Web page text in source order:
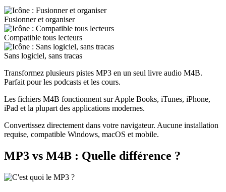
Fusionner et organiser
Compatible tous lecteurs
Sans logiciel, sans tracas
Transformez plusieurs pistes MP3 en un seul livre audio M4B.
Parfait pour les podcasts et les cours.
Les fichiers M4B fonctionnent sur Apple Books, iTunes, iPhone,
iPad et la plupart des applications modernes.
Convertissez directement dans votre navigateur. Aucune installation
requise, compatible Windows, macOS et mobile.
MP3 vs M4B : Quelle différence ?